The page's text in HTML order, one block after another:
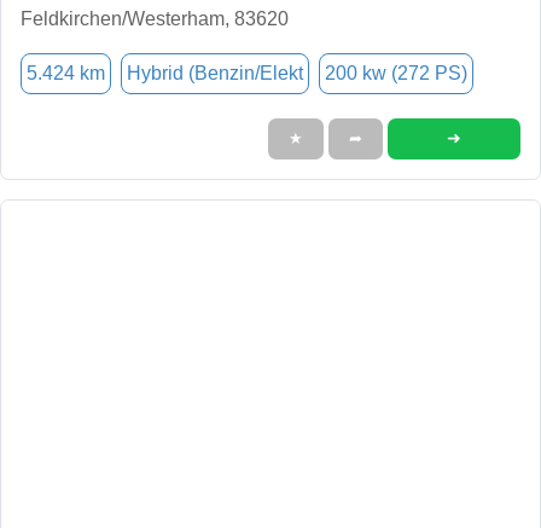
Feldkirchen/Westerham, 83620
5.424 km Hybrid (Benzin/Elekt 200 kw (272 PS)
★ ➦ ➜